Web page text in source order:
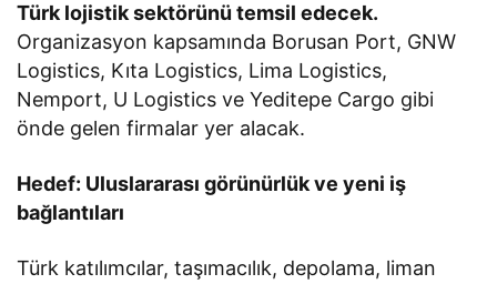
Türk lojistik sektörünü temsil edecek.
Organizasyon kapsamında Borusan Port, GNW
Logistics, Kıta Logistics, Lima Logistics,
Nemport, U Logistics ve Yeditepe Cargo gibi
önde gelen firmalar yer alacak.
Hedef: Uluslararası görünürlük ve yeni iş
bağlantıları
Türk katılımcılar, taşımacılık, depolama, liman